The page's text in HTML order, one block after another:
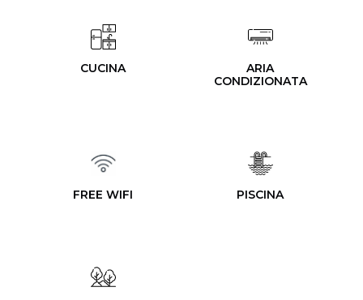
CUCINA
ARIA
CONDIZIONATA
FREE WIFI PISCINA